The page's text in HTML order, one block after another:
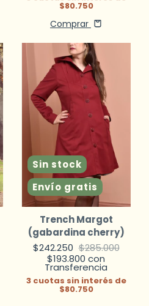
$80.750
Comprar
Sin stock
Envío gratis
Trench Margot
(gabardina cherry)
$242.250 $285.000
$193.800 con
Transferencia
3 cuotas sin interés de
$80.750